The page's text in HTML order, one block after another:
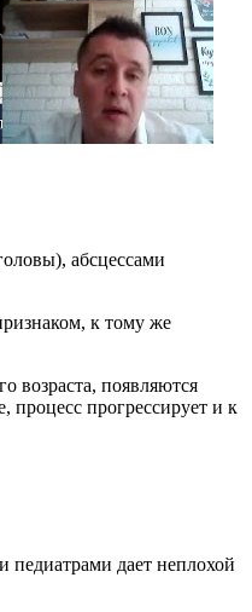
абсцессами
к тому же
возраста, появляются
процесс прогрессирует и к
педиатрами дает неплохой